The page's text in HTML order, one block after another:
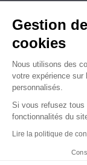
Gestion
cookies
Nous utilisons des
votre expérience sur
personnalisés.
Si vous refusez
fonctionnalités du
Lire la politique de
INFORMATIONS
CONSEILS
Mentions légales
Politique de